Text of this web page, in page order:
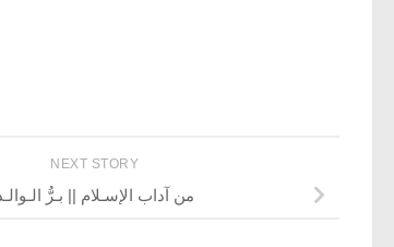
NEXT STORY
من آداب الإسـلام || بـرُّ